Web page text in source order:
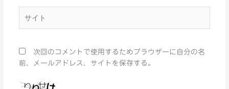
*
次回のコメントで使用するためブラウザーに自分の名
前、メールアドレス、サイトを保存する。